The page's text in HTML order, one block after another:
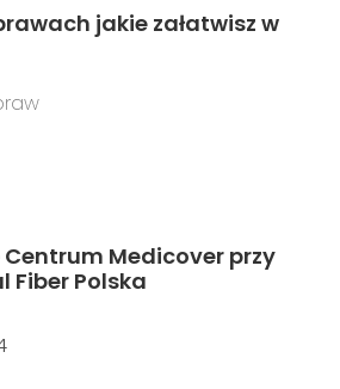
jakie załatwisz w
Centrum Medicover przy
Fiber Polska